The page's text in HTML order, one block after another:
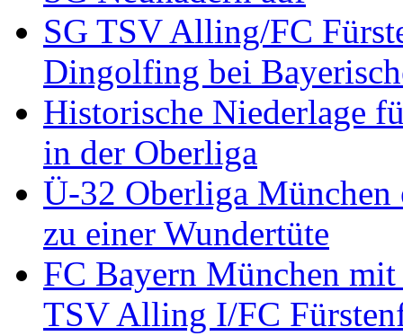
SG TSV Alling/FC
Dingolfing bei
Historische Niederlage
in der Oberliga
Ü-32 Oberliga
zu einer Wundertüte
FC Bayern München
TSV Alling I/FC